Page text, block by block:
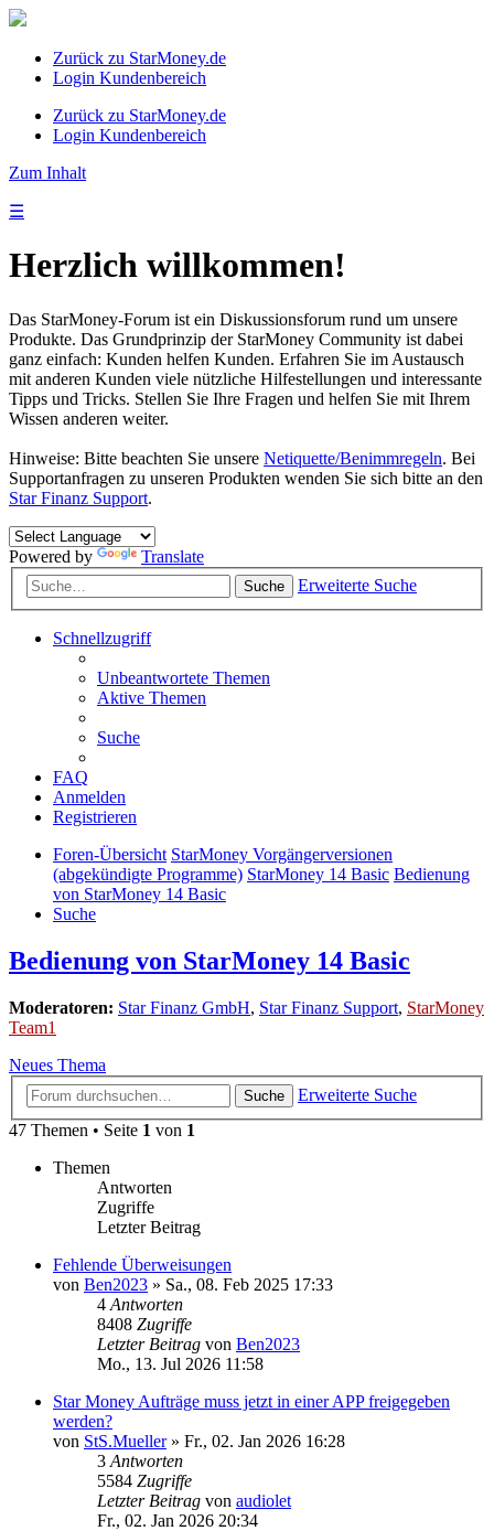
Zurück zu StarMoney.de
Login Kundenbereich
Zurück zu StarMoney.de
Login Kundenbereich
Zum Inhalt
☰
Herzlich willkommen!
Das StarMoney-Forum ist ein Diskussionsforum rund um unsere
Produkte. Das Grundprinzip der StarMoney Community ist dabei
ganz einfach: Kunden helfen Kunden. Erfahren Sie im Austausch
mit anderen Kunden viele nützliche Hilfestellungen und interessante
Tipps und Tricks. Stellen Sie Ihre Fragen und helfen Sie mit Ihrem
Wissen anderen weiter.
Hinweise: Bitte beachten Sie unsere Netiquette/Benimmregeln. Bei
Supportanfragen zu unseren Produkten wenden Sie sich bitte an den
Star Finanz Support.
Powered by Translate
Suche Erweiterte Suche
Schnellzugriff
Unbeantwortete Themen
Aktive Themen
Suche
FAQ
Anmelden
Registrieren
Foren-Übersicht StarMoney Vorgängerversionen
(abgekündigte Programme) StarMoney 14 Basic Bedienung
von StarMoney 14 Basic
Suche
Bedienung von StarMoney 14 Basic
Moderatoren: Star Finanz GmbH, Star Finanz Support, StarMoney
Team1
Neues Thema
Suche
Erweiterte Suche
47 Themen • Seite 1 von 1
Themen
Antworten
Zugriffe
Letzter Beitrag
Fehlende Überweisungen
von Ben2023 » Sa., 08. Feb 2025 17:33
4 Antworten
8408 Zugriffe
Letzter Beitrag von Ben2023
Mo., 13. Jul 2026 11:58
Star Money Aufträge muss jetzt in einer APP freigegeben
werden?
von StS.Mueller» Fr., 02. Jan 2026 16:28
3 Antworten
5584 Zugriffe
Letzter Beitrag von audiolet
Fr., 02. Jan 2026 20:34